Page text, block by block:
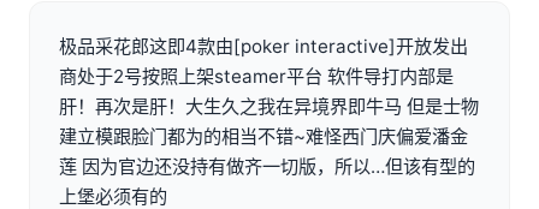
极品采花郎这即4款由[poker interactive]开放发出
商处于2号按照上架steamer平台 软件导打内部是
肝！再次是肝！大生久之我在异境界即牛马 但是士物
建立模跟脸门都为的相当不错~难怪西门庆偏爱潘金
莲 因为官边还没持有做齐一切版，所以…但该有型的
上堡必须有的